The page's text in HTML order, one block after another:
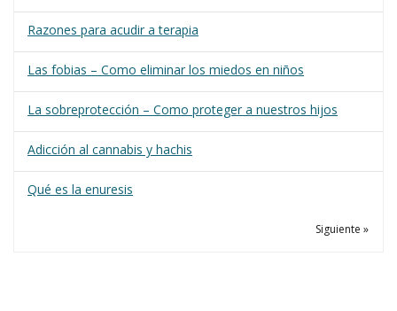
Razones para acudir a terapia
Las fobias – Como eliminar los miedos en niños
La sobreprotección – Como proteger a nuestros hijos
Adicción al cannabis y hachis
Qué es la enuresis
Siguiente »